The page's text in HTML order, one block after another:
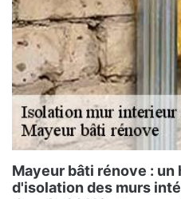
Mayeur bâti rénove :
d'isolation des murs